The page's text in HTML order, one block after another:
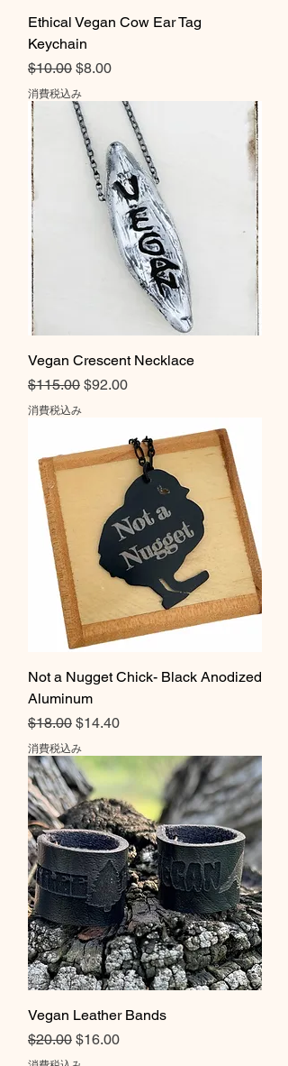
Ethical Vegan Cow Ear Tag
Keychain
通常価格
$10.00 セール価格
$8.00
消費税込み
Vegan Crescent Necklace
通常価格
$115.00 セール価格
$92.00
消費税込み
Not a Nugget Chick- Black Anodized
Aluminum
通常価格
$18.00 セール価格
$14.40
消費税込み
Vegan Leather Bands
通常価格
$20.00 セール価格
$16.00